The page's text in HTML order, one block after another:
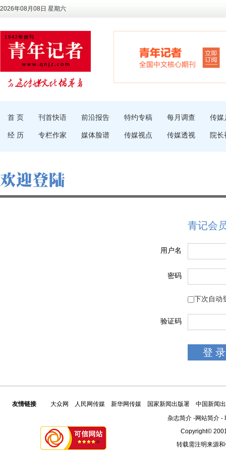
2026年08月08日 星期六
首 页 刊首快语 前沿报告 特约专稿 每月调查 传媒
经 历 专栏作家 媒体脸谱 传媒视点 传媒透视 院长
青记会
用户名
密码
下次自动
验证码
友情链接 大众网 人民网传媒 新华网传媒 国家新闻出版署
中国新闻
杂志简介 -网站简介 -
Copyright©
转载需注明来源